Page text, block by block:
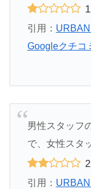
引用：
Googleクチコ
男性スタッフ
で、女性スタ
引用：